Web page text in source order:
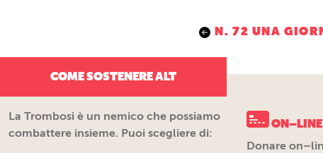
articoli
N. 72 UNA
COME SOSTENERE ALT
La Trombosi è un nemico che possiamo
combattere insieme. Puoi scegliere di:
ON–LINE
Donare